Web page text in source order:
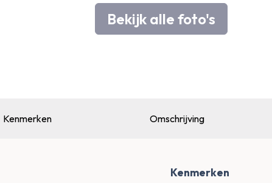
Bekijk alle foto's
Kenmerken Omschrijving
Kenmerken